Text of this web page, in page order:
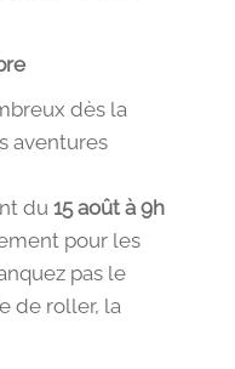
dès la
aventures
du 15 août à 9h
pour les
pas le
de roller, la